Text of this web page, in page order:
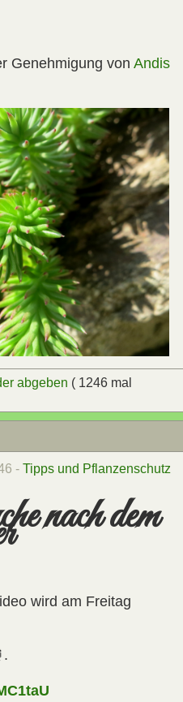
Genehmigung von Andis
abgeben ( 1246 mal
- Tipps und Pflanzenschutz
nach dem
wird am Freitag